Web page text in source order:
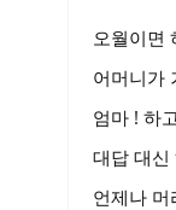
오월
어머
엄마
대답
언제